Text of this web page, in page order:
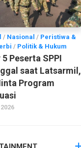
/ Nasional / Peristiwa &
/ Politik & Hukum
Peserta SPPI
saat Latsarmil,
Program